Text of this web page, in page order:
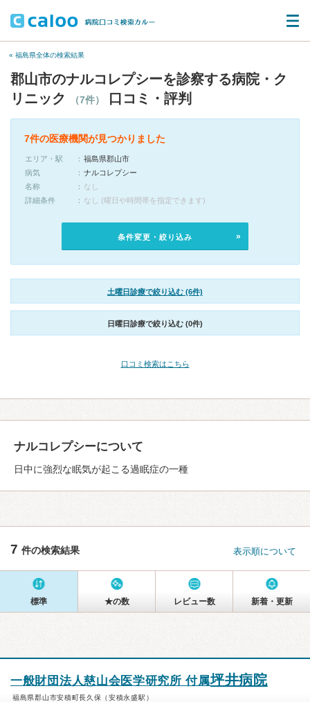
« 福島県全体の検索結果
郡山市のナルコレプシーを診察する病院・ク
リニック
（7件） 口コミ・評判
7件の医療機関が見つかりました
エリア・駅
福島県郡山市
病気
ナルコレプシー
名称
なし
詳細条件
なし (曜日や時間帯を指定できます)
条件変更・絞り込み
土曜日診療で絞り込む (6件)
日曜日診療で絞り込む (0件)
口コミ検索はこちら
ナルコレプシーについて
日中に強烈な眠気が起こる過眠症の一種
7 件の検索結果 表示順について
標準 ★の数 レビュー数 新着・更新
一般財団法人慈山会医学研究所 付属坪井病院
福島県郡山市安積町長久保（安積永盛駅）